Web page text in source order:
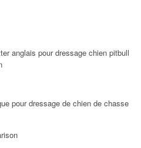
anglais pour dressage chien pitbull
pour dressage de chien de chasse